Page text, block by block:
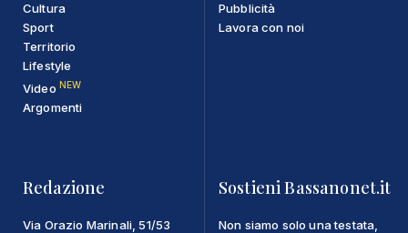
Cultura
Sport
Territorio
Lifestyle
Video NEW
Argomenti
Pubblicità
Lavora con noi
Redazione
Via Orazio Marinali, 51/53
Sostieni Bassanonet.it
Non siamo solo una testata,